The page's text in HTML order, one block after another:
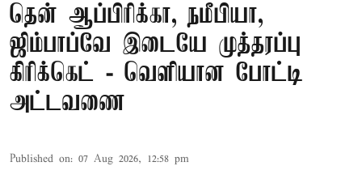
தென் ஆப்பிரிக்கா, நமீபியா,
ஜிம்பாப்வே இடையே முத்தரப்பு
கிரிக்கெட் - வெளியான போட்டி
அட்டவணை
Published on: 07 Aug 2026, 12:58 pm